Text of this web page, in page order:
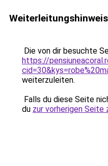
Weiterleitungshinweis
Die von dir besuchte
https://
weiterzuleiten.
Falls du diese Seite
du zur vorherigen Seite